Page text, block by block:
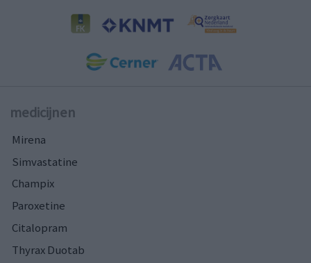
medicijnen
Mirena
Simvastatine
Champix
Paroxetine
Citalopram
Thyrax Duotab